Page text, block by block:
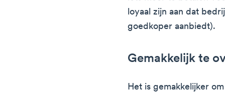
loyaal zijn aan dat
goedkoper aanbiedt).
Gemakkelijk te
Het is gemakkelijker